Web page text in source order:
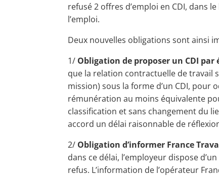
refusé 2 offres d’emploi en CDI, dans
l’emploi.
Deux nouvelles obligations sont ainsi
1/ Obligation de proposer un CDI par
que la relation contractuelle de travail
mission) sous la forme d’un CDI, pour
rémunération au moins équivalente
classification et sans changement du
accord un délai raisonnable de
2/ Obligation d’informer France
dans ce délai, l’employeur dispose
refus. L’information de l’opérateur